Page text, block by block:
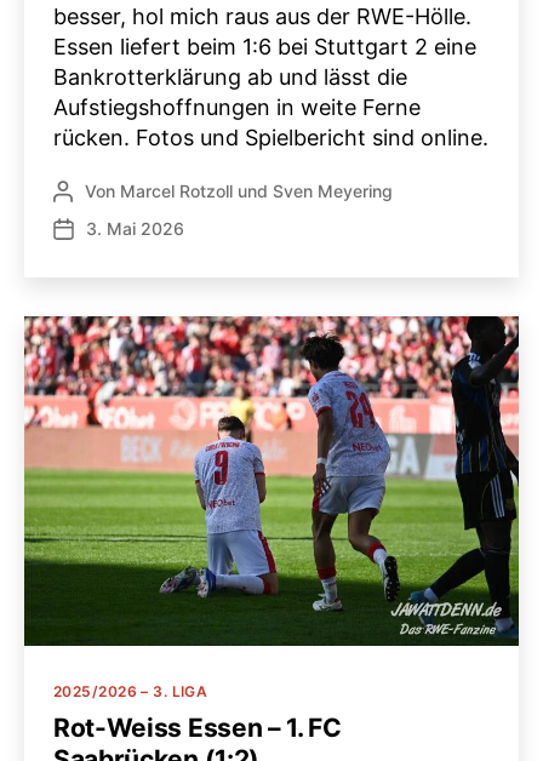
besser, hol mich raus aus der RWE-Hölle.
Essen liefert beim 1:6 bei Stuttgart 2 eine
Bankrotterklärung ab und lässt die
Aufstiegshoffnungen in weite Ferne
rücken. Fotos und Spielbericht sind online.
Beitragsautor
Von Marcel Rotzoll und Sven Meyering
Veröffentlichungsdatum
3. Mai 2026
Kategorien
2025/2026 – 3. LIGA
Rot-Weiss Essen – 1. FC